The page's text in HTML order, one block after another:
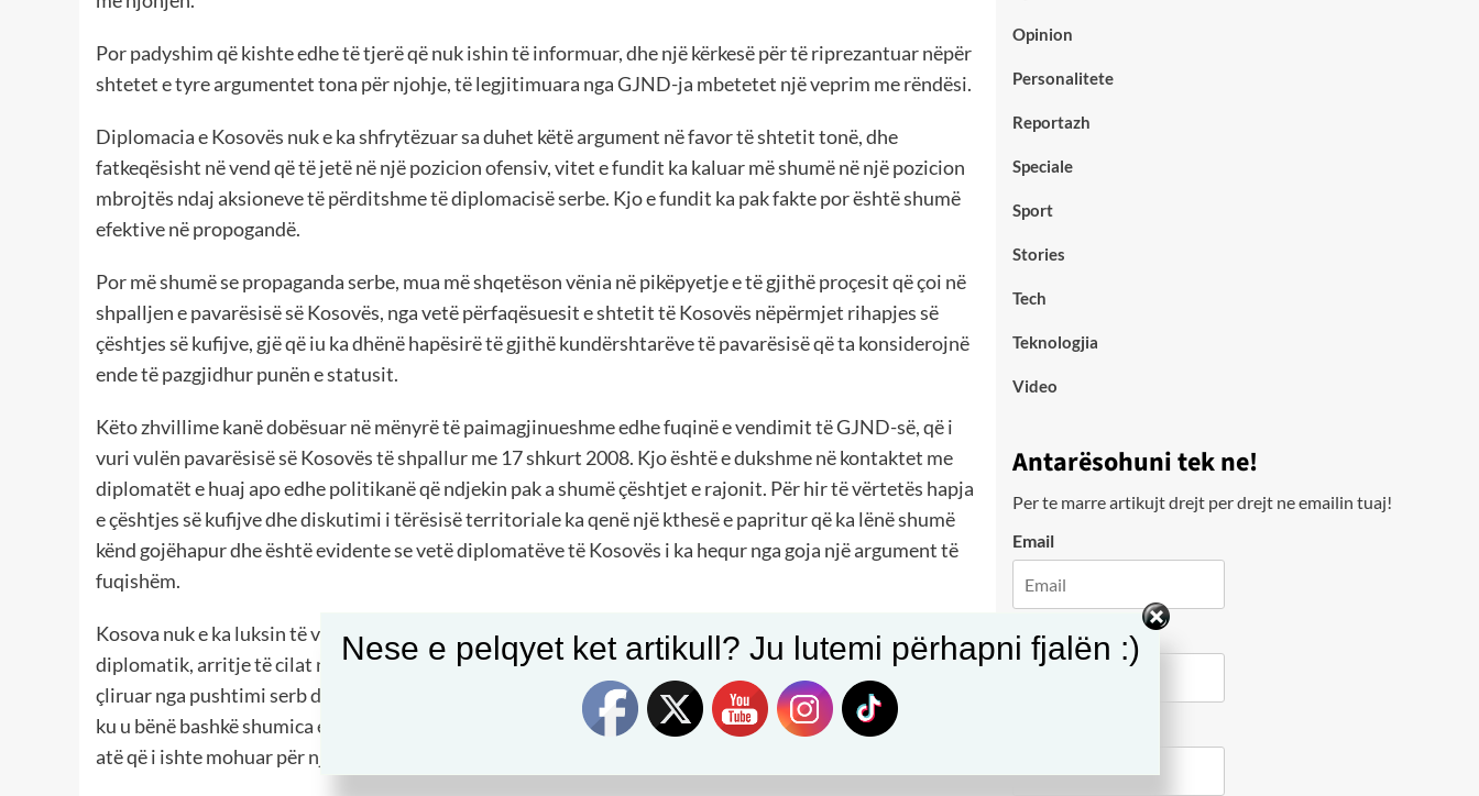
Por padyshim që kishte edhe të tjerë që nuk ishin të informuar, dhe një kërkesë për të riprezantuar nëpër
shtetet e tyre argumentet tona për njohje, të legjitimuara nga GJND-ja mbetetet një veprim me rëndësi.
Diplomacia e Kosovës nuk e ka shfrytëzuar sa duhet këtë argument në favor të shtetit tonë, dhe
fatkeqësisht në vend që të jetë në një pozicion ofensiv, vitet e fundit ka kaluar më shumë në një pozicion
mbrojtës ndaj aksioneve të përditshme të diplomacisë serbe. Kjo e fundit ka pak fakte por është shumë
efektive në propogandë.
Por më shumë se propaganda serbe, mua më shqetëson vënia në pikëpyetje e të gjithë proçesit që çoi në
shpalljen e pavarësisë së Kosovës, nga vetë përfaqësuesit e shtetit të Kosovës nëpërmjet rihapjes së
çështjes së kufijve, gjë që iu ka dhënë hapësirë të gjithë kundërshtarëve të pavarësisë që ta konsiderojnë
ende të pazgjidhur punën e statusit.
Këto zhvillime kanë dobësuar në mënyrë të paimagjinueshme edhe fuqinë e vendimit të GJND-së, që i
vuri vulën pavarësisë së Kosovës të shpallur me 17 shkurt 2008. Kjo është e dukshme në kontaktet me
diplomatët e huaj apo edhe politikanë që ndjekin pak a shumë çështjet e rajonit. Për hir të vërtetës hapja
e çështjes së kufijve dhe diskutimi i tërësisë territoriale ka qenë një kthesë e papritur që ka lënë shumë
kënd gojëhapur dhe është evidente se vetë diplomatëve të Kosovës i ka hequr nga goja një argument të
fuqishëm.
Kosova nuk e ka luksin të vërë në pikëpyetje arritjet e jashtëzakonshme që ka shënuar në rrafshin
diplomatik, arritje të cilat në radhë të parë i përkasin shteteve mike që ndërhynë ushtarakisht për ta
çliruar nga pushtimi serb dhe për ta shpëtuar nga shfarosja. Përmes një angazhimi shumëdimensional,
ku u bënë bashkë shumica e vendeve përendimore, këto shtete ia dolën që t’i japin popullit të Kosovës
atë që i ishte mohuar për një shekull, pavarësinë dhe shtetin.
Opinion
Personalitete
Reportazh
Speciale
Sport
Stories
Tech
Teknologjia
Video
Antarësohuni tek ne!
Per te marre artikujt drejt per drejt ne emailin tuaj!
Email
City
Nese e pelqyet ket artikull? Ju lutemi përhapni fjalën :)